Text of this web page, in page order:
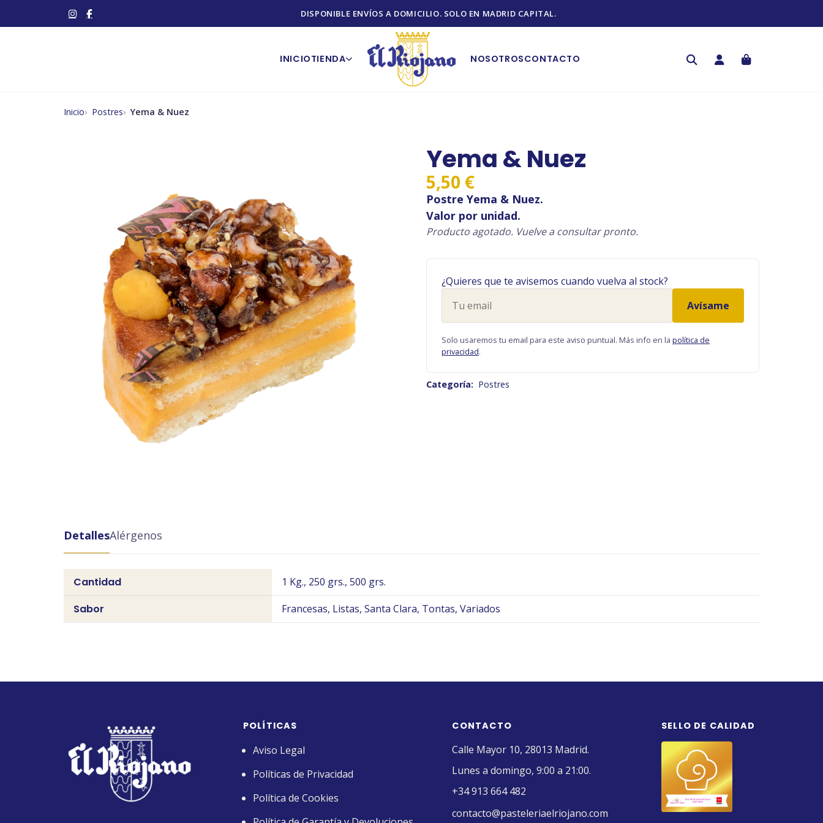
DISPONIBLE ENVÍOS A DOMICILIO. SOLO EN MADRID CAPITAL.
INICIOTIENDA NOSOTROSCONTACTO
Inicio Postres Yema & Nuez
Yema & Nuez
5,50 €
Postre Yema & Nuez.
Valor por unidad.
Producto agotado. Vuelve a consultar pronto.
¿Quieres que te avisemos cuando vuelva al stock?
email
Avísame
Solo usaremos tu email para este aviso puntual. Más info en la política de
privacidad.
Categoría: Postres
DetallesAlérgenos
Cantidad 1 Kg., 250 grs., 500 grs.
Sabor Francesas, Listas, Santa Clara, Tontas, Variados
POLÍTICAS
Aviso Legal
Políticas de Privacidad
Política de Cookies
CONTACTO
Calle Mayor 10, 28013 Madrid.
Lunes a domingo, 9:00 a 21:00.
+34 913 664 482
contacto@pasteleriaelriojano.com
SELLO DE CALIDAD